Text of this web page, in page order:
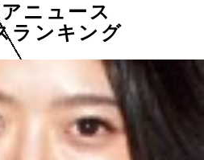
ニュース
ランキング